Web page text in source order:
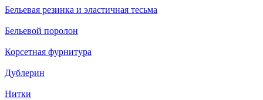
Бельевая резинка и эластичная тесьма
Бельевой поролон
Корсетная фурнитура
Дублерин
Нитки